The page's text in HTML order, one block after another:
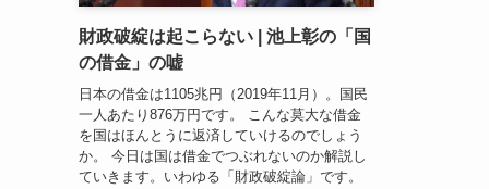
財政破綻は起こらない | 池上彰の「国
の借金」の嘘
日本の借金は1105兆円（2019年11月）。国民
一人あたり876万円です。 こんな莫大な借金
を国はほんとうに返済していけるのでしょう
か。 今日は国は借金でつぶれないのか解説し
ていきます。いわゆる「財政破綻論」です。